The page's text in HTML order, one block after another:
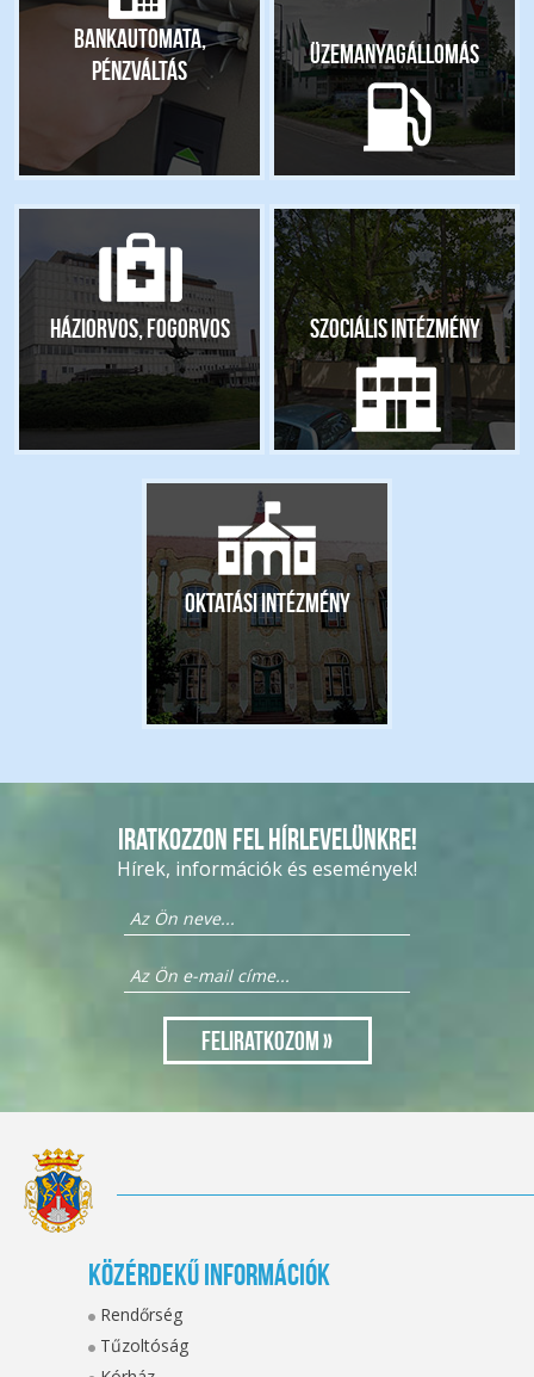
Bankautomata,
pénzváltás
Üzemanyagállomás
Háziorvos, fogorvos Szociális intézmény
Oktatási intézmény
Iratkozzon fel hírlevelünkre!
Hírek, információk és események!
Közérdekű információk
Rendőrség
Tűzoltóság